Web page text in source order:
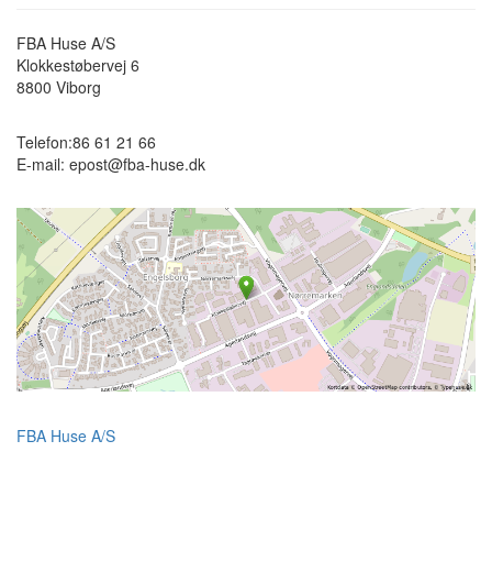
FBA Huse A/S
Klokkestøbervej 6
8800 Viborg
Telefon:86 61 21 66
E-mail: epost@fba-huse.dk
FBA Huse A/S